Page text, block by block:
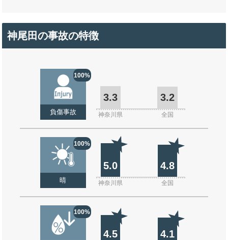
神尾田の事故の特徴
100%
負傷事故
3.3 3.2
神奈川県 全国
100%
晴
5.0 4.8
神奈川県 全国
100%
4.5 4.1